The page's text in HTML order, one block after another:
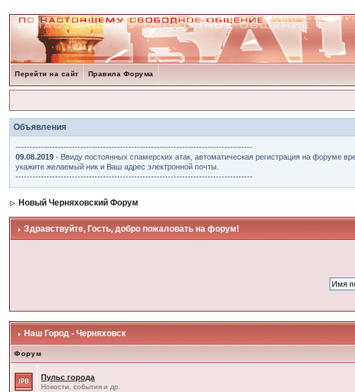
Перейти на сайт Правила Форума
Объявления
------------------------------------------------------------------------------------
09.08.2019 - Ввиду постоянных спамерских атак, автоматическая регистрация на форуме
укажите желаемый ник и Ваш адрес электронной почты.
------------------------------------------------------------------------------------
Новый Черняховский Форум
Здравствуйте, Гость, добро пожаловать на форум!
Наш Город - Черняховск
Форум
Пульс города
Новости, события и др.